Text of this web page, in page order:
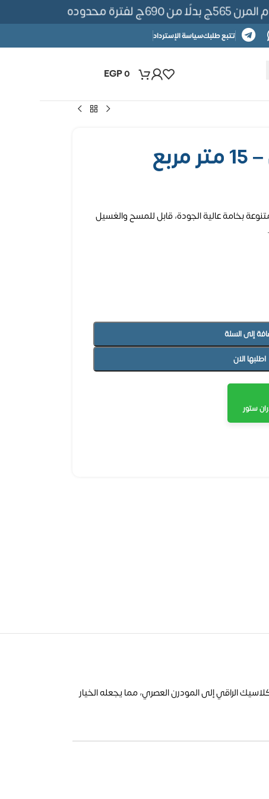
محدوده
تتبع طلبكسياسة الإسترداد
EGP0
بخامة عالية الجودة، قابل للمسح والغسيل
إلى السلة
اطلبها الان
ستور
الراقي إلى المودرن العصري، مما يجعله الخيار